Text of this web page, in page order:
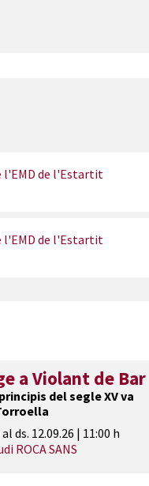
l'EMD de l'Estartit
l'EMD de l'Estartit
a Violant de Bar
del segle XV va
al ds. 12.09.26 | 11:00 h
ROCA SANS